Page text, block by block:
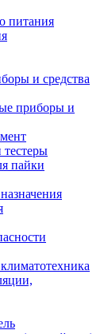
питания
и средства
приборы и
пайки